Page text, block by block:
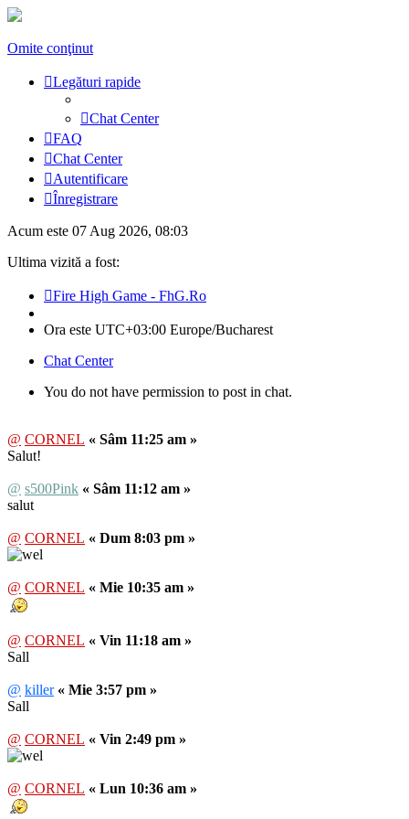
Omite conţinut
Legături rapide
Chat Center
FAQ
Chat Center
Autentificare
Înregistrare
Acum este 07 Aug 2026, 08:03
Ultima vizită a fost:
Fire High Game - FhG.Ro
Ora este UTC+03:00 Europe/Bucharest
Chat Center
You do not have permission to post in chat.
@ CORNEL « Sâm 11:25 am »
Salut!
@ s500Pink « Sâm 11:12 am »
salut
@ CORNEL « Dum 8:03 pm »
@ CORNEL « Mie 10:35 am »
@ CORNEL « Vin 11:18 am »
Sall
@ killer « Mie 3:57 pm »
Sall
@ CORNEL « Vin 2:49 pm »
@ CORNEL « Lun 10:36 am »